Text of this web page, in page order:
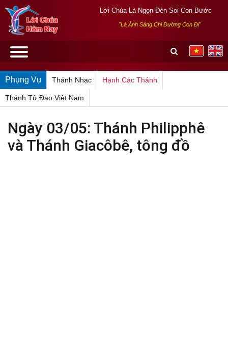
Lời Chúa Là Ngọn Đèn Soi Con Bước
"Là Ánh Sáng Chỉ Đường Con Đi"
Phụng Vụ Thánh Nhạc Hạnh Các Thánh
Thánh Tử Đạo Việt Nam
Ngày 03/05: Thánh Philipphê
và Thánh Giacôbê, tông đồ